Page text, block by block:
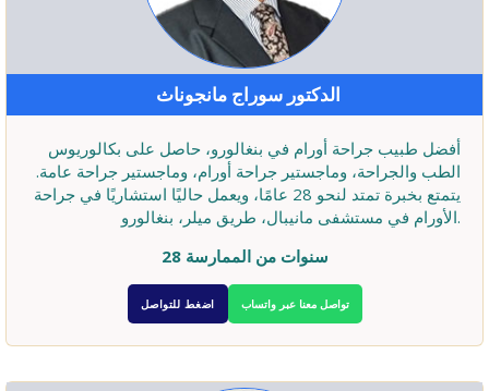
الدكتور سوراج مانجوناث
أفضل طبيب جراحة أورام في بنغالورو، حاصل على بكالوريوس
الطب والجراحة، وماجستير جراحة أورام، وماجستير جراحة عامة.
يتمتع بخبرة تمتد لنحو 28 عامًا، ويعمل حاليًا استشاريًا في جراحة
الأورام في مستشفى مانيبال، طريق ميلر، بنغالورو.
28 سنوات من الممارسة
اضغط للتواصل تواصل معنا عبر واتساب